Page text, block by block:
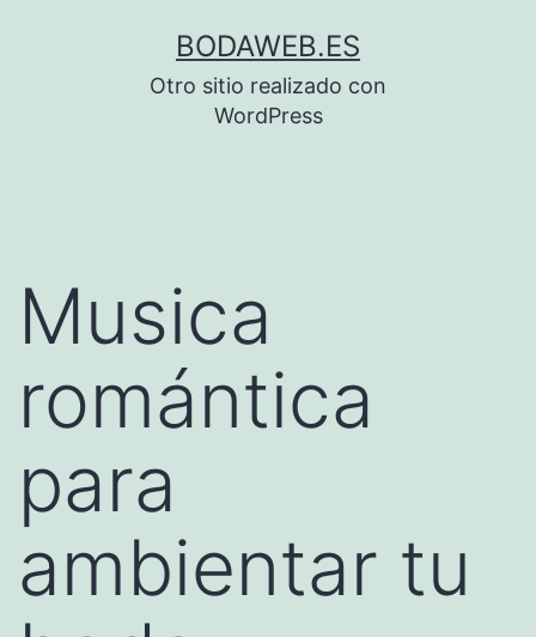
BODAWEB.ES
Otro sitio realizado con
WordPress
Musica
romántica
para
ambientar tu